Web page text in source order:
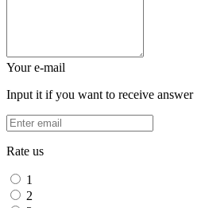
Your e-mail
Input it if you want to receive answer
Rate us
1
2